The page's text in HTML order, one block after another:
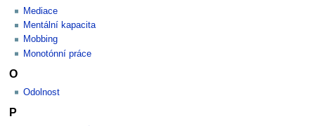
Mediace
Mentální kapacita
Mobbing
Monotónní práce
O
Odolnost
P